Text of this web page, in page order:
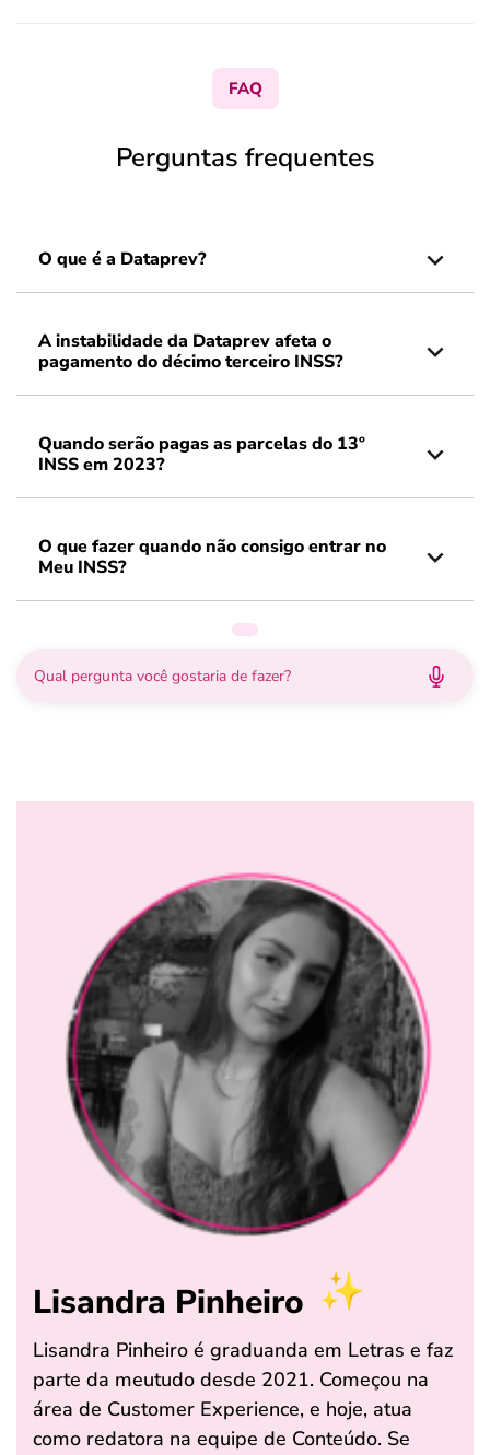
FAQ
Perguntas frequentes
O que é a Dataprev?
A instabilidade da Dataprev afeta o
pagamento do décimo terceiro INSS?
Quando serão pagas as parcelas do 13º
INSS em 2023?
O que fazer quando não consigo entrar no
Meu INSS?
Lisandra Pinheiro
Lisandra Pinheiro é graduanda em Letras e faz
parte da meutudo desde 2021. Começou na
área de Customer Experience, e hoje, atua
como redatora na equipe de Conteúdo. Se